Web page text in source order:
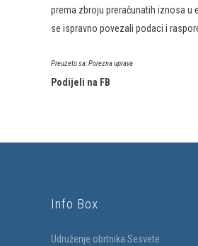
prema zbroju preračunatih iznosa u
se ispravno povezali podaci i
Preuzeto sa: Porezna uprava
Podijeli na FB
Info Box
Udruženje obrtnika Sesvete